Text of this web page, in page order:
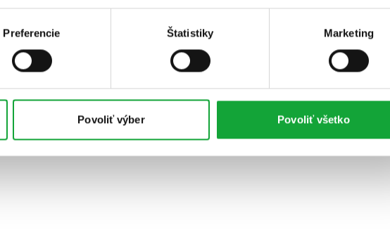
Preferencie Štatistiky Marketing
Povoliť výber Povoliť všetko